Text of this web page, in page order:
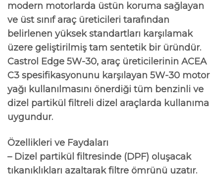
modern motorlarda üstün koruma sağlayan
ve üst sınıf araç üreticileri tarafından
belirlenen yüksek standartları karşılamak
üzere geliştirilmiş tam sentetik bir üründür.
Castrol Edge 5W-30, araç üreticilerinin ACEA
C3 spesifikasyonunu karşılayan 5W-30 motor
yağı kullanılmasını önerdiği tüm benzinli ve
dizel partikül filtreli dizel araçlarda kullanıma
uygundur.
Özellikleri ve Faydaları
– Dizel partikül filtresinde (DPF) oluşacak
tıkanıklıkları azaltarak filtre ömrünü uzatır.